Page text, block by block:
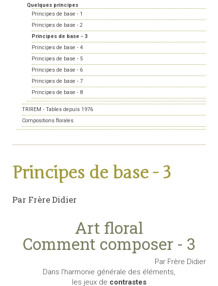
Quelques principes
Principes de base - 1
Principes de base - 2
Principes de base - 3
Principes de base - 4
Principes de base - 5
Principes de base - 6
Principes de base - 7
Principes de base - 8
TRIREM - Tables depuis 1976
Compositions florales
Principes de base - 3
Par Frère Didier
Art floral
Comment composer - 3
Par Frère Didier
Dans l'harmonie générale des éléments,
les jeux de contrastes